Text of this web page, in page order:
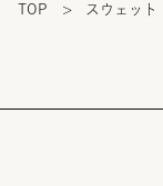
TOP > スウェット